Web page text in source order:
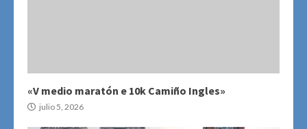
«V medio maratón e 10k Camiño Ingles»
julio 5, 2026